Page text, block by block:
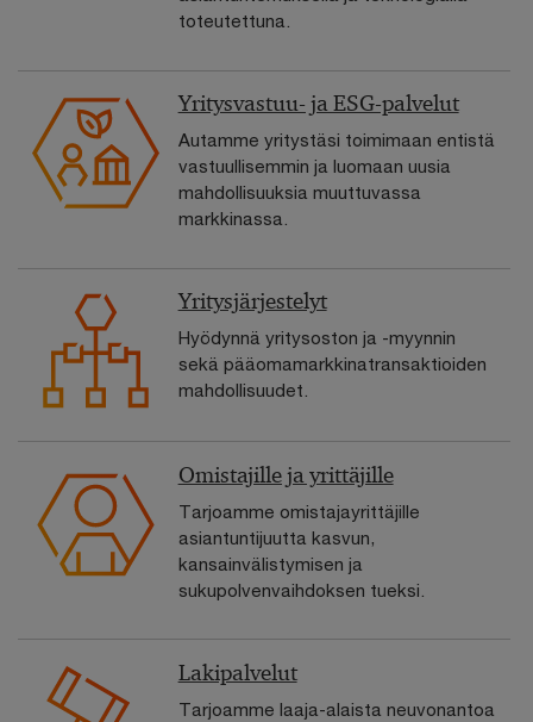
toteutettuna.
Yritysvastuu- ja ESG-palvelut
Autamme yritystäsi toimimaan entistä
vastuullisemmin ja luomaan uusia
mahdollisuuksia muuttuvassa
markkinassa.
Yritysjärjestelyt
Hyödynnä yritysoston ja -myynnin
sekä pääomamarkkinatransaktioiden
mahdollisuudet.
Omistajille ja yrittäjille
Tarjoamme omistajayrittäjille
asiantuntijuutta kasvun,
kansainvälistymisen ja
sukupolvenvaihdoksen tueksi.
Lakipalvelut
Tarjoamme laaja-alaista neuvonantoa